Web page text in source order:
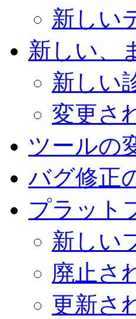
新しい
新しい、
新しい
変更さ
ツールの
バグ修正
プラット
新しい
廃止さ
更新さ